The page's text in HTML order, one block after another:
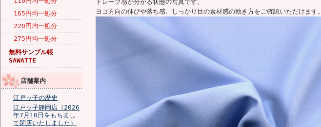
165円均一処分
220円均一処分
275円均一処分
無料サンプル帳
SAWATTE
店舗案内
江戸ッ子の歴史
江戸ッ子静岡店（2026
年7月10日をもちまし
て閉店いたしました）
ドレープ感が分かる状態の写真です。
ヨコ方向の伸びや落ち感、しっかり目の素材感の動き方をご確認いただけます。